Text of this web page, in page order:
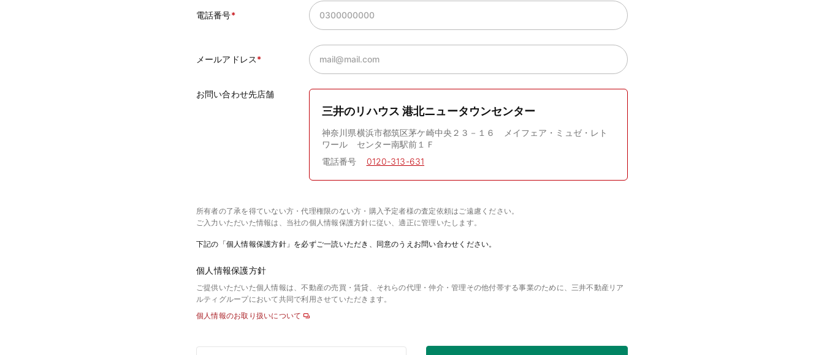
電話番号
メールアドレス
お問い合わせ先店舗
三井のリハウス 港北ニュータウンセンター
神奈川県横浜市都筑区茅ケ崎中央２３－１６ メイフェア・ミュゼ・レト
ワール センター南駅前１Ｆ
電話番号
0120-313-631
所有者の了承を得ていない方・代理権限のない方・購入予定者様の査定依頼はご遠慮ください。
ご入力いただいた情報は、当社の個人情報保護方針に従い、適正に管理いたします。
下記の「個人情報保護方針」を必ずご一読いただき、同意のうえお問い合わせください。
個人情報保護方針
ご提供いただいた個人情報は、不動産の売買・賃貸、それらの代理・仲介・管理その他付帯する事業のために、三井不動産リア
ルティグループにおいて共同で利用させていただきます。
個人情報のお取り扱いについて